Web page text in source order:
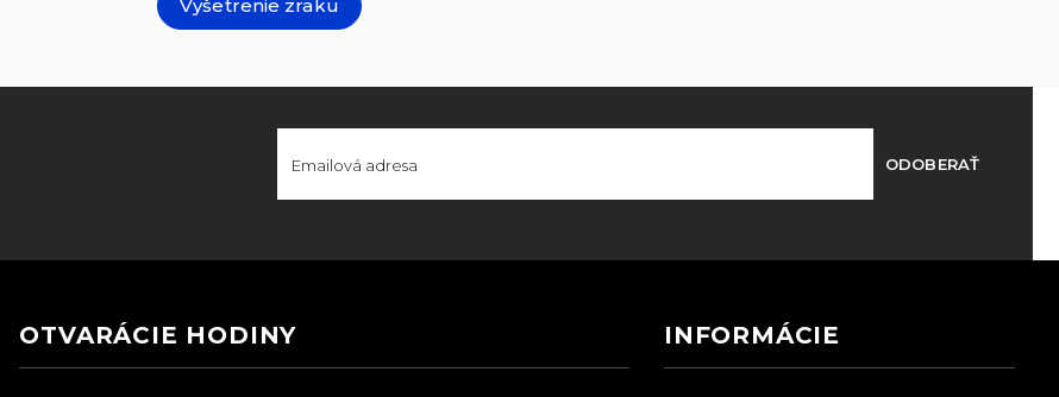
Vyšetrenie zraku
ODOBERAŤ
OTVARÁCIE HODINY INFORMÁCIE